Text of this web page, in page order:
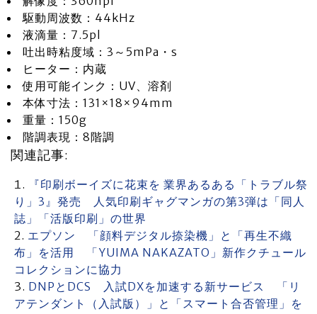
駆動周波数：44kHz
液滴量：7.5pl
吐出時粘度域：3～5mPa・s
ヒーター：内蔵
使用可能インク：UV、溶剤
本体寸法：131×18×94mm
重量：150g
階調表現：8階調
関連記事:
『印刷ボーイズに花束を 業界あるある「トラブル祭
り」3』発売 人気印刷ギャグマンガの第3弾は「同人
誌」「活版印刷」の世界
エプソン 「顔料デジタル捺染機」と「再生不織
布」を活用 「YUIMA NAKAZATO」新作クチュール
コレクションに協力
DNPとDCS 入試DXを加速する新サービス 「リ
アテンダント（入試版）」と「スマート合否管理」を